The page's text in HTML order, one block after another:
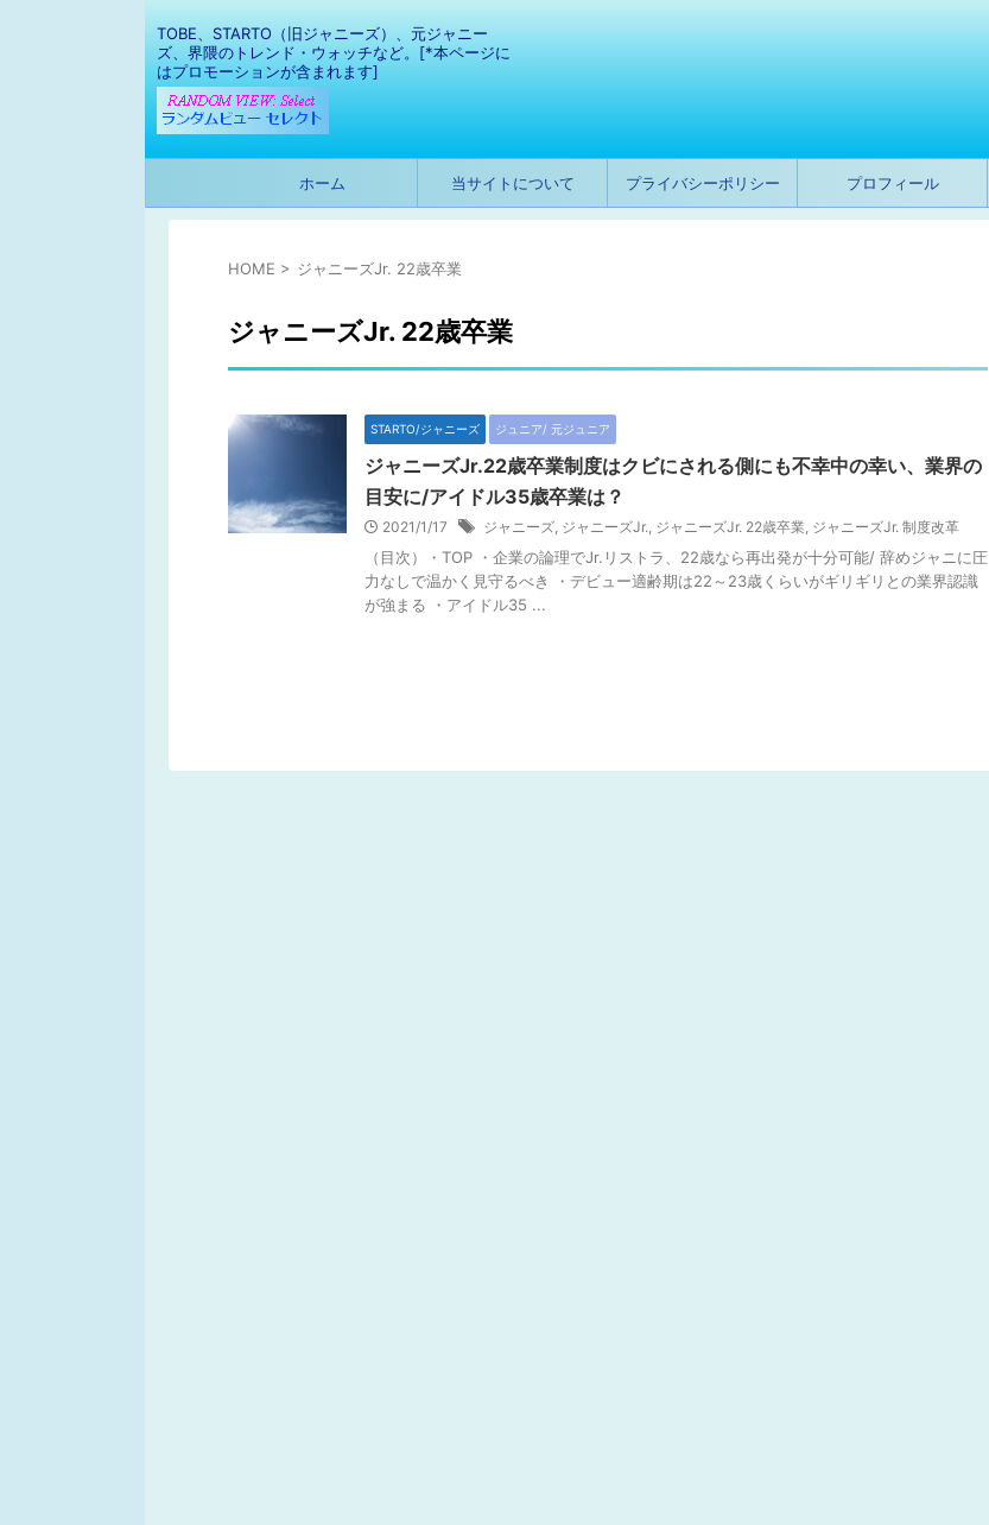
TOBE、STARTO（旧ジャニーズ）、元ジャニー
ズ、界隈のトレンド・ウォッチなど。[*本ページに
はプロモーションが含まれます]
ホーム 当サイトについて プライバシーポリシー プロフィール
HOME > ジャニーズJr. 22歳卒業
ジャニーズJr. 22歳卒業
STARTO/ジャニーズ ジュニア/ 元ジュニア
ジャニーズJr.22歳卒業制度はクビにされる側にも不幸中の幸い、業界の
目安に/アイドル35歳卒業は？
2021/1/17 ジャニーズ, ジャニーズJr., ジャニーズJr. 22歳卒業, ジャニーズJr. 制度改革
（目次）・TOP ・企業の論理でJr.リストラ、22歳なら再出発が十分可能/ 辞めジャニに圧
力なしで温かく見守るべき ・デビュー適齢期は22～23歳くらいがギリギリとの業界認識
が強まる ・アイドル35 ...